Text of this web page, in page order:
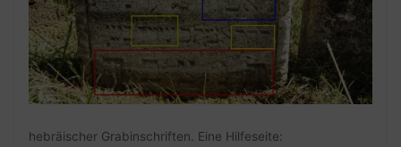
hebräischer Grabinschriften. Eine Hilfeseite: